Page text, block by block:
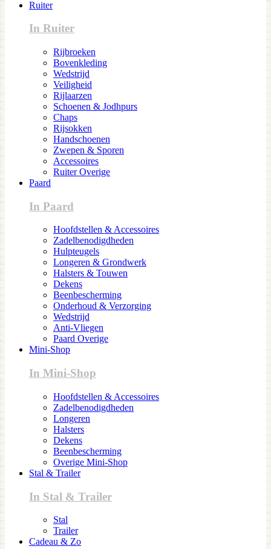
Ruiter
In Ruiter
Rijbroeken
Bovenkleding
Wedstrijd
Veiligheid
Rijlaarzen
Schoenen & Jodhpurs
Chaps
Rijsokken
Handschoenen
Zwepen & Sporen
Accessoires
Ruiter Overige
Paard
In Paard
Hoofdstellen & Accessoires
Zadelbenodigdheden
Hulpteugels
Longeren & Grondwerk
Halsters & Touwen
Dekens
Beenbescherming
Onderhoud & Verzorging
Wedstrijd
Anti-Vliegen
Paard Overige
Mini-Shop
In Mini-Shop
Hoofdstellen & Accessoires
Zadelbenodigdheden
Longeren
Halsters
Dekens
Beenbescherming
Overige Mini-Shop
Stal & Trailer
In Stal & Trailer
Stal
Trailer
Cadeau & Zo